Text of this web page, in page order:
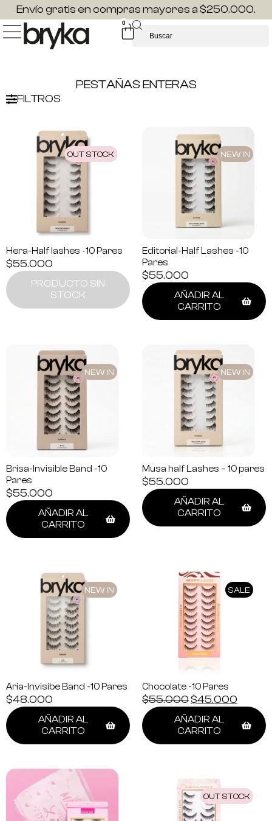
Envío gratis en compras mayores a $250.000.
0
PESTAÑAS ENTERAS
FILTROS
NEW IN
OUT STOCK
Hera-Half lashes -10 Pares
$55.000
PRODUCTO SIN
STOCK
NEW IN
Editorial-Half Lashes -10
Pares
$55.000
AÑADIR AL
CARRITO
NEW IN
Brisa-Invisible Band -10
Pares
$55.000
AÑADIR AL
CARRITO
NEW IN
Musa half Lashes – 10 pares
$55.000
AÑADIR AL
CARRITO
NEW IN
Aria-Invisibe Band -10 Pares
$48.000
AÑADIR AL
CARRITO
SALE
Chocolate -10 Pares
$55.000$45.000
AÑADIR AL
CARRITO
OUT STOCK